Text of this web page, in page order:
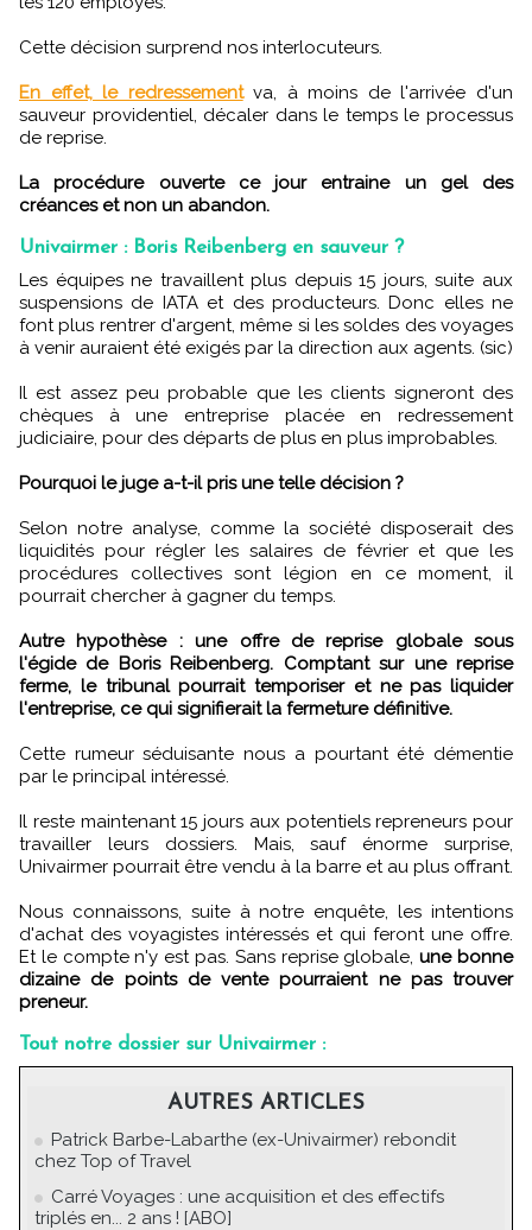
Cette décision surprend nos interlocuteurs.
En effet, le redressementva, à moins de l'arrivée d'un
sauveur providentiel, décaler dans le temps le processus
de reprise.
La procédure ouverte ce jour entraine un gel des
créances et non un abandon.
Univairmer : Boris Reibenberg en sauveur ?
Les équipes ne travaillent plus depuis 15 jours, suite aux
suspensions de IATA et des producteurs. Donc elles ne
font plus rentrer d'argent, même si les soldes des voyages
à venir auraient été exigés par la direction aux agents. (sic)
Il est assez peu probable que les clients signeront des
chèques à une entreprise placée en redressement
judiciaire, pour des départs de plus en plus improbables.
Pourquoi le juge a-t-il pris une telle décision ?
Selon notre analyse, comme la société disposerait des
liquidités pour régler les salaires de février et que les
procédures collectives sont légion en ce moment, il
pourrait chercher à gagner du temps.
Autre hypothèse : une offre de reprise globale sous
l'égide de Boris Reibenberg. Comptant sur une reprise
ferme, le tribunal pourrait temporiser et ne pas liquider
l'entreprise, ce qui signifierait la fermeture définitive.
Cette rumeur séduisante nous a pourtant été démentie
par le principal intéressé.
Il reste maintenant 15 jours aux potentiels repreneurs pour
travailler leurs dossiers. Mais, sauf énorme surprise,
Univairmer pourrait être vendu à la barre et au plus offrant.
Nous connaissons, suite à notre enquête, les intentions
d'achat des voyagistes intéressés et qui feront une offre.
Et le compte n'y est pas. Sans reprise globale,une bonne
dizaine de points de vente pourraient ne pas trouver
preneur.
Tout notre dossier sur Univairmer :
AUTRES ARTICLES
Patrick Barbe-Labarthe (ex-Univairmer) rebondit
chez Top of Travel
Carré Voyages : une acquisition et des effectifs
triplés en... 2 ans ! [ABO]